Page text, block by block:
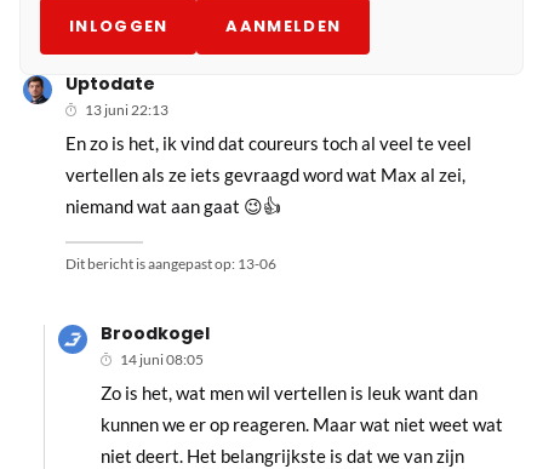
INLOGGEN AANMELDEN
Uptodate
13 juni 22:13
En zo is het, ik vind dat coureurs toch al veel te veel
vertellen als ze iets gevraagd word wat Max al zei,
niemand wat aan gaat 😉👍
Dit bericht is aangepast op: 13-06
Broodkogel
14 juni 08:05
Zo is het, wat men wil vertellen is leuk want dan
kunnen we er op reageren. Maar wat niet weet wat
niet deert. Het belangrijkste is dat we van zijn